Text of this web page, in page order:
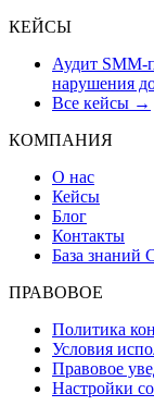
КЕЙСЫ
Аудит SMM-
нарушения
Все кейсы →
КОМПАНИЯ
О нас
Кейсы
Блог
Контакты
База знаний
ПРАВОВОЕ
Политика
Условия
Правовое
Настройки